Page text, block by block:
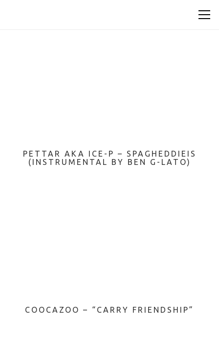
PETTAR AKA ICE-P – SPAGHEDDIEIS
(INSTRUMENTAL BY BEN G-LATO)
COOCAZOO – “CARRY FRIENDSHIP”